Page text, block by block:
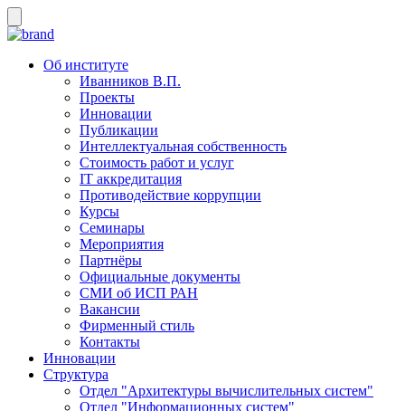
Об институте
Иванников В.П.
Проекты
Инновации
Публикации
Интеллектуальная собственность
Стоимость работ и услуг
IT аккредитация
Противодействие коррупции
Курсы
Семинары
Мероприятия
Партнёры
Официальные документы
СМИ об ИСП РАН
Вакансии
Фирменный стиль
Контакты
Инновации
Структура
Отдел "Архитектуры вычислительных систем"
Отдел "Информационных систем"